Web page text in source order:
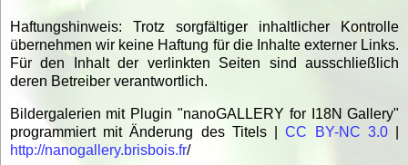
Haftungshinweis: Trotz sorgfältiger inhaltlicher Kontrolle
übernehmen wir keine Haftung für die Inhalte externer Links.
Für den Inhalt der verlinkten Seiten sind ausschließlich
deren Betreiber verantwortlich.
Bildergalerien mit Plugin "nanoGALLERY for I18N Gallery"
programmiert mit Änderung des Titels |CC BY-NC 3.0
http://nanogallery.brisbois.fr/